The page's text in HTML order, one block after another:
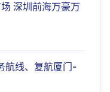
深圳前海万豪万
航线、复航厦门-